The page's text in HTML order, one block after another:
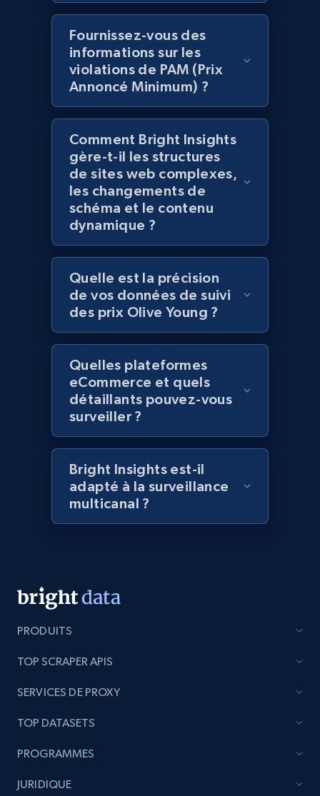
2.1K+ 353+ Commencer
Home Depot US - Discover products by
specified URL
URL, Domain, Country code, Model number,
Sku, Product id, Product name, Manufacturer,
and more.
2.1K+ 353+ Commencer
Home Depot US - Discover products by
specified UPC
URL, Domain, Country code, Model number,
Sku, Product id, Product name, Manufacturer,
and more.
2.1K+ 353+ Commencer
specific category URL
URL, Domain, Country code, Model number,
URL, Product id, Listing inventory id, Title, Rating,
price, and more.
Fournissez-vous des
informations sur les
violations de PAM (Prix
Annoncé Minimum) ?
Comment Bright Insights
gère-t-il les structures
de sites web complexes,
les changements de
schéma et le contenu
dynamique ?
Quelle est la précision
de vos données de suivi
des prix Olive Young ?
Quelles plateformes
eCommerce et quels
détaillants pouvez-vous
surveiller ?
Bright Insights est-il
adapté à la surveillance
multicanal ?
PRODUITS
TOP SCRAPER APIS
SERVICES DE PROXY
TOP DATASETS
PROGRAMMES
JURIDIQUE